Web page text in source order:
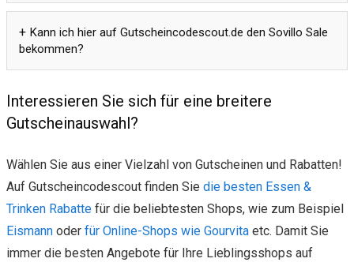
Kann ich hier auf Gutscheincodescout.de den Sovillo Sale
bekommen?
Interessieren Sie sich für eine breitere
Gutscheinauswahl?
Wählen Sie aus einer Vielzahl von Gutscheinen und Rabatten!
Auf Gutscheincodescout finden Sie die besten Essen &
Trinken Rabatte für die beliebtesten Shops, wie zum Beispiel
Eismann oder für Online-Shops wie Gourvita etc. Damit Sie
immer die besten Angebote für Ihre Lieblingsshops auf